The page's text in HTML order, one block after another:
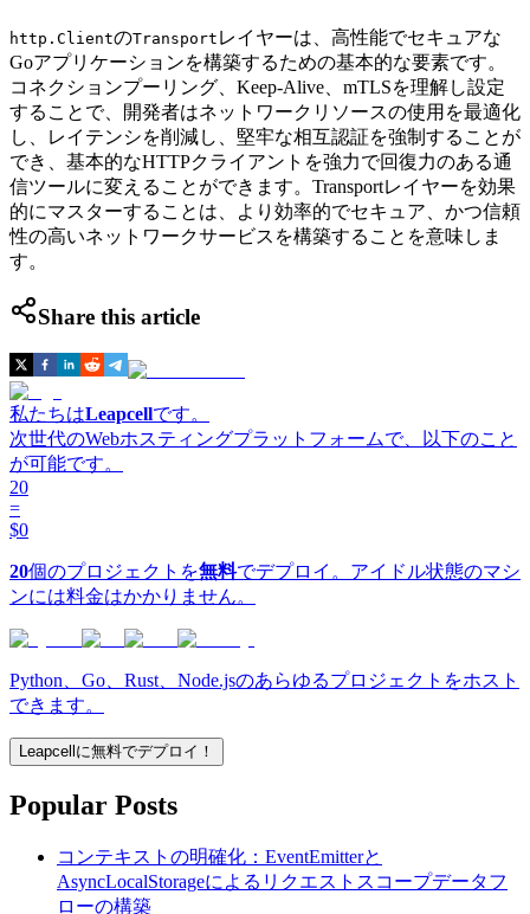
http.ClientのTransport レイヤーは、高性能でセキュアな
Goアプリケーションを構築するための基本的な要素です。
コネクションプーリング、Keep-Alive、mTLSを理解し設定
することで、開発者はネットワークリソースの使用を最適化
し、レイテンシを削減し、堅牢な相互認証を強制することが
でき、基本的なHTTPクライアントを強力で回復力のある通
信ツールに変えることができます。Transportレイヤーを効果
的にマスターすることは、より効率的でセキュア、かつ信頼
性の高いネットワークサービスを構築することを意味しま
す。
Share this article
私たちはLeapcellです。
次世代のWebホスティングプラットフォームで、以下のこと
が可能です。
20
=
$0
20個のプロジェクトを無料でデプロイ。アイドル状態のマシ
ンには料金はかかりません。
Python、Go、Rust、Node.jsのあらゆるプロジェクトをホスト
できます。
Leapcellに無料でデプロイ！
Popular Posts
コンテキストの明確化：EventEmitterと
AsyncLocalStorageによるリクエストスコープデータフ
ローの構築